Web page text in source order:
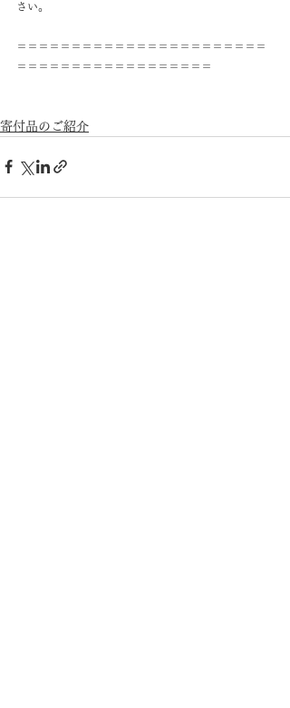
さい。
＝＝＝＝＝＝＝＝＝＝＝＝＝＝＝＝＝＝＝＝＝＝＝
＝＝＝＝＝＝＝＝＝＝＝＝＝＝＝＝＝＝
寄付品のご紹介